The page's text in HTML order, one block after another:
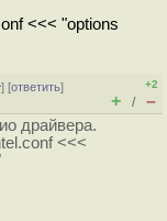
<<< "options
] [ответить]
+2
+ / –
драйвера.
<<<